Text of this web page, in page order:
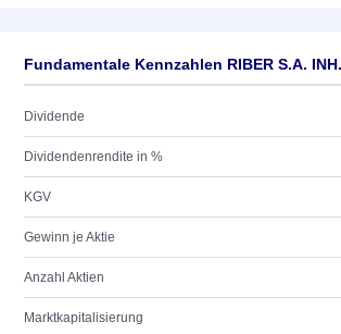
Dividende
Dividendenrendite in %
KGV
Gewinn je Aktie
Anzahl Aktien
Marktkapitalisierung